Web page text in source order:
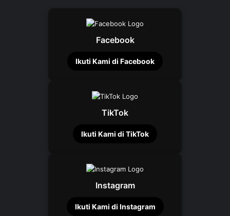
Facebook
Ikuti Kami di Facebook
TikTok
Ikuti Kami di TikTok
Instagram
Ikuti Kami di Instagram